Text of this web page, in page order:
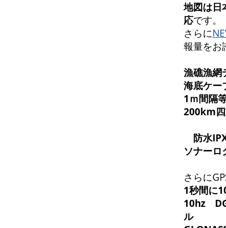
地図は
応です。
さらに
報量をお
漁礁漁網
海底ケー
1ｍ間隔
200km
防水
ソナー
さらに
1秒間に
10hz
ル